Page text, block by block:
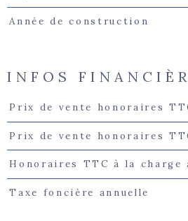
Année de construction
INFOS
Caractéristiques Valeurs
Prix de vente honoraires
Prix de vente honoraires
Honoraires TTC à la charge
Taxe foncière annuelle